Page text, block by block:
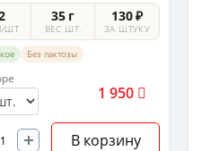
ШТ
35 г
ВЕС ШТ.
130 ₽
ЗА ШТУКУ
Без лактозы
1 950
В корзину